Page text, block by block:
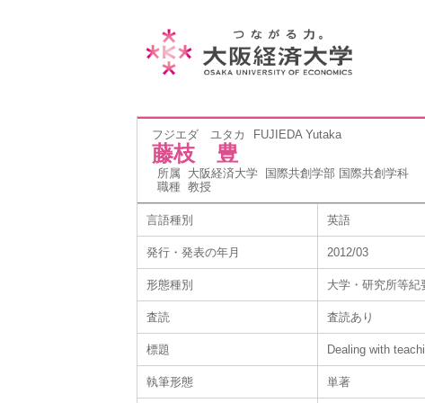
フジエダ ユタカ FUJIEDA Yutaka
藤枝 豊
所属 大阪経済大学 国際共創学部 国際共創学科
職種 教授
言語種別 英語
発行・発表の年月 2012/03
形態種別 大学・研究所等紀
査読 査読あり
標題 Dealing with
執筆形態 単著